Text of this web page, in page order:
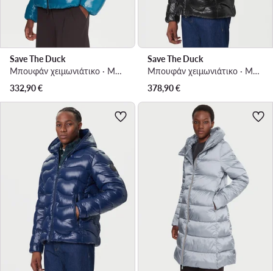
Save The Duck
Μπουφάν χειμωνιάτικο · Μπλε
332,90€
Save The Duck
Μπουφάν χειμωνιάτικο · Μαύρο
378,90€